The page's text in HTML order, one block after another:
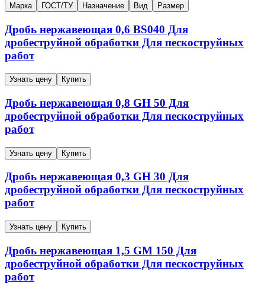
Марка ГОСТ/ТУ Назначение Вид Размер
Дробь нержавеющая 0,6 ВS040 Для
дробеструйной обработки Для пескоструйных
работ
Узнать цену Купить
Дробь нержавеющая 0,8 GH 50 Для
дробеструйной обработки Для пескоструйных
работ
Узнать цену Купить
Дробь нержавеющая 0,3 GH 30 Для
дробеструйной обработки Для пескоструйных
работ
Узнать цену Купить
Дробь нержавеющая 1,5 GM 150 Для
дробеструйной обработки Для пескоструйных
работ